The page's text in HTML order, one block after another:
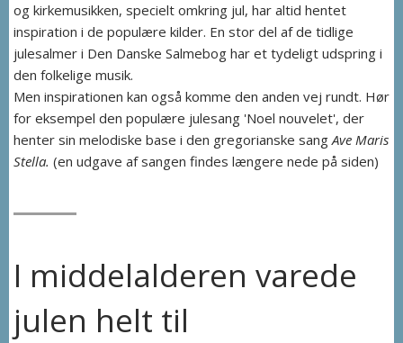
og kirkemusikken, specielt omkring jul, har altid hentet
inspiration i de populære kilder. En stor del af de tidlige
julesalmer i Den Danske Salmebog har et tydeligt udspring i
den folkelige musik.
Men inspirationen kan også komme den anden vej rundt. Hør
for eksempel den populære julesang 'Noel nouvelet', der
henter sin melodiske base i den gregorianske sangAve Maris
Stella. (en udgave af sangen findes længere nede på siden)
I middelalderen varede
julen helt til